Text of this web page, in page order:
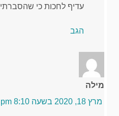
עדיף לחכות כי שהסברתי
הגב
מילה
מרץ 18, 2020 בשעה 8:10 pm